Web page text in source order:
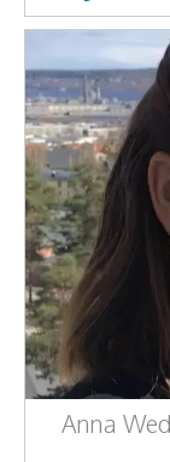
Förändring,
Hälsa,
Innovation,
Ledarskap,
Miljö, hållbar
Anna